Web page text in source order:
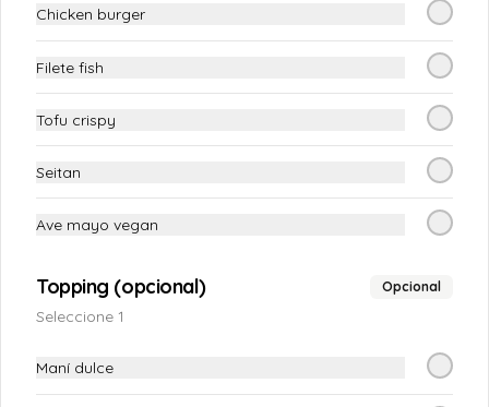
Tiendita Tao 💙
300 gr de Mechada de hongos shitake
en salsa de tomate, listo para calentar y
servir, excelente para sandwich o para
Chicken burger
Filete fish
Tofu crispy
Seitan
Ave mayo vegan
Topping (opcional) Opcional
Seleccione 1
Maní dulce